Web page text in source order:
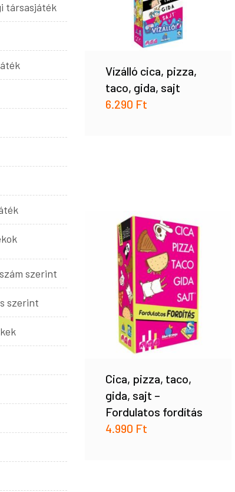
Vízálló cica, pizza,
taco, gida, sajt
6.290 Ft
Cica, pizza, taco,
gida, sajt –
Fordulatos fordítás
4.990 Ft
társasjáték
szerint
szerint